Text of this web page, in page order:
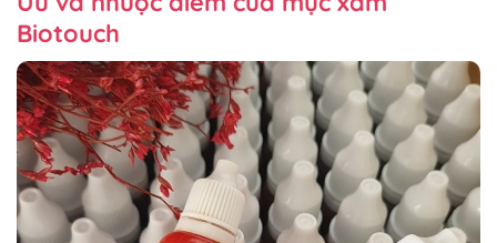
Biotouch